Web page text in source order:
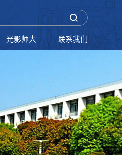
光影师大 联系我们